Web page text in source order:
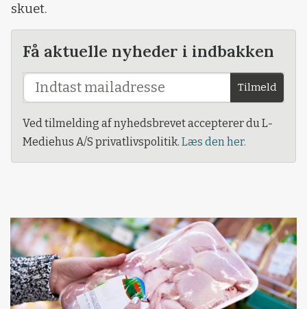
skuet.
Få aktuelle nyheder i indbakken
Tilmeld
Ved tilmelding af nyhedsbrevet accepterer du L-
Mediehus A/S privatlivspolitik. Læs den her.